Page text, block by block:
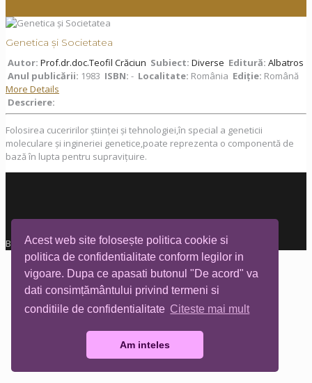
Acest web site folosește politica cookie si
politica de confidentialitate conform legilor in
vigoare. Dupa ce apasati butonul "De acord" va
dati consimțământului privind termeni si
conditiile de confidentialitate Citeste mai mult
Am inteles
Genetica și Societatea
Autor: Prof.dr.doc.Teofil Crăciun Subiect: Diverse Editură: Albatros
Anul publicării: 1983 ISBN: - Localitate: România Ediţie: Română
More Details
Descriere:
Folosirea cuceririlor științei și tehnologiei,în special a geneticii
moleculare și ingineriei genetice,poate reprezenta o componentă de
bază în lupta pentru supravițuire.
Biblioteca Tia Mare © All rights reserved